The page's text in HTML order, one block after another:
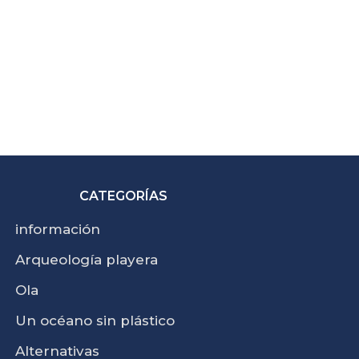
CATEGORÍAS
información
Arqueología playera
Ola
Un océano sin plástico
Alternativas